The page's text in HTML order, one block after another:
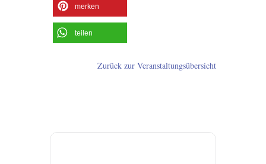
merken
teilen
Zurück zur Veranstaltungsübersicht